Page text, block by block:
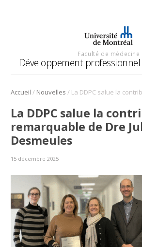
Faculté de médecine
Développement
Accueil / Nouvelles /
La DDPC salue la
remarquable de Dre
Desmeules
15 décembre 2025